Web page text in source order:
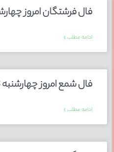
فال فرشتگان امروز چهارشنبه 3
ادامه مطلب »
فال شمع امروز چهارشنبه 3 دی 1404
ادامه مطلب »